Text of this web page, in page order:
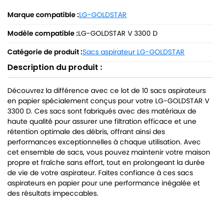
Marque compatible :LG-GOLDSTAR
Modèle compatible :LG-GOLDSTAR V 3300 D
Catégorie de produit :Sacs aspirateur LG-GOLDSTAR
Description du produit :
Découvrez la différence avec ce lot de 10 sacs aspirateurs
en papier spécialement conçus pour votre LG-GOLDSTAR V
3300 D. Ces sacs sont fabriqués avec des matériaux de
haute qualité pour assurer une filtration efficace et une
rétention optimale des débris, offrant ainsi des
performances exceptionnelles à chaque utilisation. Avec
cet ensemble de sacs, vous pouvez maintenir votre maison
propre et fraîche sans effort, tout en prolongeant la durée
de vie de votre aspirateur. Faites confiance à ces sacs
aspirateurs en papier pour une performance inégalée et
des résultats impeccables.